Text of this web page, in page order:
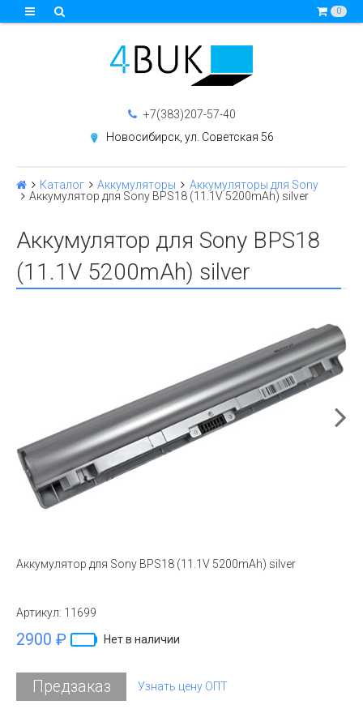
0
+7(383)207-57-40
Новосибирск, ул. Советская 56
Каталог Аккумуляторы
Аккумуляторы для Sony
Аккумулятор для Sony BPS18 (11.1V 5200mAh) silver
Аккумулятор для Sony BPS18
(11.1V 5200mAh) silver
Аккумулятор для Sony BPS18 (11.1V 5200mAh) silver
Артикул: 11699
2900 ₽ Нет в наличии
Предзаказ Узнать цену ОПТ